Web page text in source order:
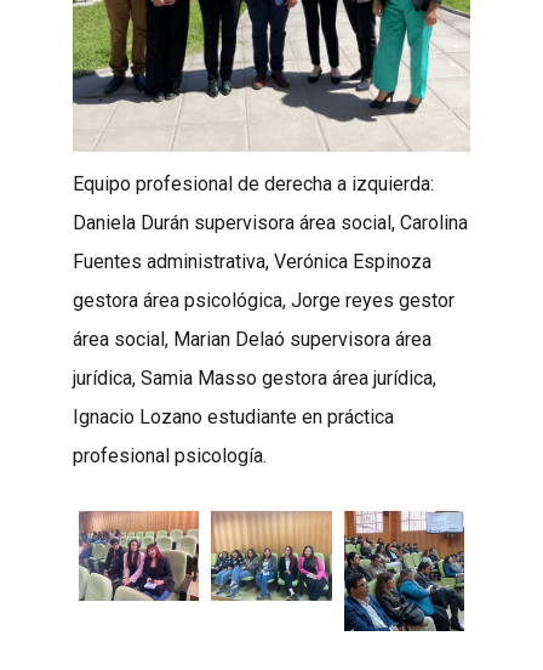
Equipo profesional de derecha a izquierda:
Daniela Durán supervisora área social, Carolina
Fuentes administrativa, Verónica Espinoza
gestora área psicológica, Jorge reyes gestor
área social, Marian Delaó supervisora área
jurídica, Samia Masso gestora área jurídica,
Ignacio Lozano estudiante en práctica
profesional psicología.